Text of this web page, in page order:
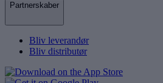
Partnerskaber
Bliv leverandør
Bliv distributør